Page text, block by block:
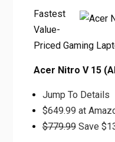
Fastest
Value-
Priced Gaming
Acer Nitro V 15
Jump To Details
$649.99 at
$779.99Save